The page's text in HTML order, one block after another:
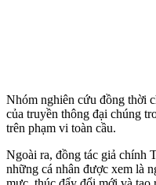
Nhóm nghiên cứu đồng thời
của truyền thông đại chúng
trên phạm vi toàn cầu.
Ngoài ra, đồng tác giả chính
những cá nhân được xem là